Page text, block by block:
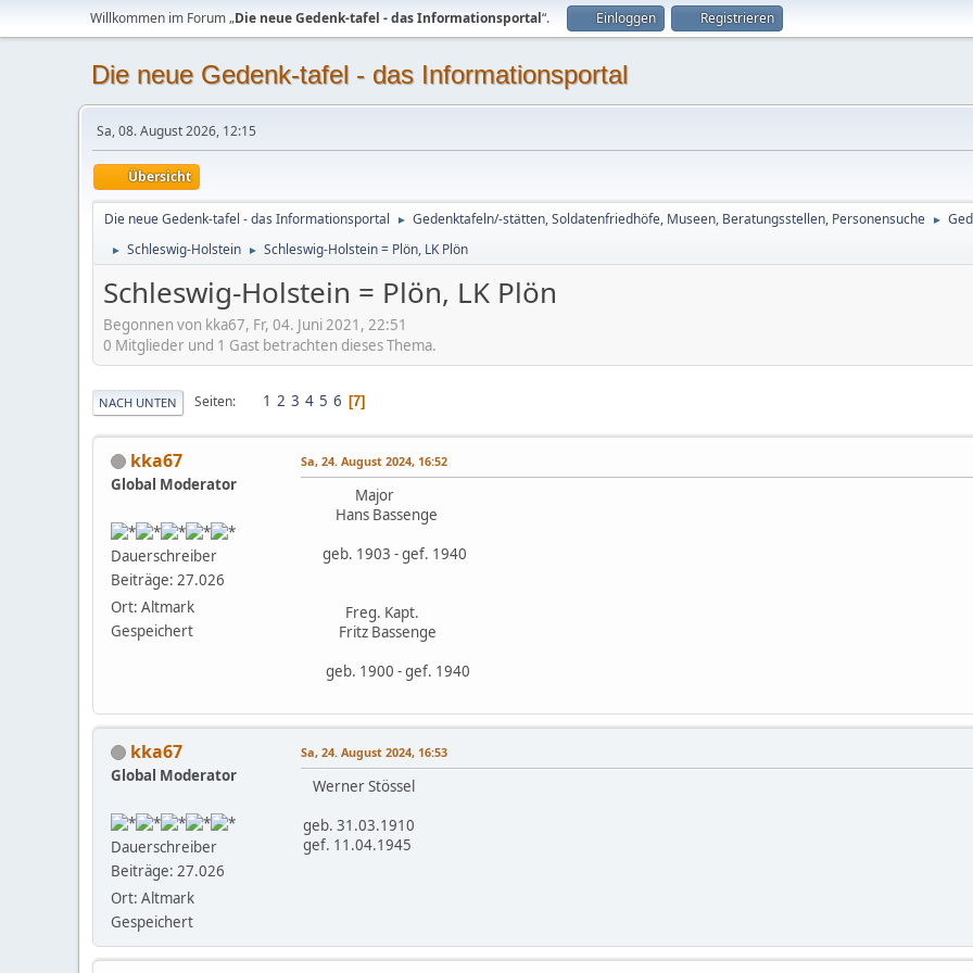
Willkommen im Forum „Die neue Gedenk-tafel - das Informationsportal“. Einloggen Registrieren
Die neue Gedenk-tafel - das Informationsportal
Sa, 08. August 2026, 12:15
Übersicht
Die neue Gedenk-tafel - das Informationsportal ► Gedenktafeln/-stätten, Soldatenfriedhöfe, Museen, Beratungsstellen, Personensuche ►
► Schleswig-Holstein ► Schleswig-Holstein = Plön, LK Plön
Schleswig-Holstein = Plön, LK Plön
Begonnen von kka67, Fr, 04. Juni 2021, 22:51
0 Mitglieder und 1 Gast betrachten dieses Thema.
NACH UNTEN Seiten 1 2 3 4 5 6 7
kka67
Global Moderator
Dauerschreiber
Beiträge: 27.026
Ort: Altmark
Gespeichert
Sa, 24. August 2024, 16:52
Major
Hans Bassenge
geb. 1903 - gef. 1940
Freg. Kapt.
Fritz Bassenge
geb. 1900 - gef. 1940
kka67
Global Moderator
Dauerschreiber
Beiträge: 27.026
Ort: Altmark
Gespeichert
Sa, 24. August 2024, 16:53
Werner Stössel
geb. 31.03.1910
gef. 11.04.1945